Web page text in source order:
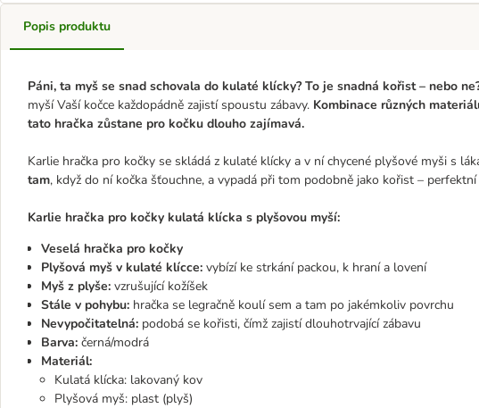
Popis produktu
Páni, ta myš se snad schovala do kulaté klícky? To je snadná kořist – nebo
myší Vaší kočce každopádně zajistí spoustu zábavy. Kombinace různých
tato hračka zůstane pro kočku dlouho zajímavá.
Karlie hračka pro kočky se skládá z kulaté klícky a v ní chycené plyšové myši s
tam, když do ní kočka šťouchne, a vypadá při tom podobně jako kořist –
Karlie hračka pro kočky kulatá klícka s plyšovou myší:
Veselá hračka pro kočky
Plyšová myš v kulaté klícce: vybízí ke strkání packou, k hraní a lovení
Myš z plyše: vzrušující kožíšek
Stále v pohybu: hračka se legračně koulí sem a tam po jakémkoliv povrchu
Nevypočitatelná: podobá se kořisti, čímž zajistí dlouhotrvající zábavu
Barva: černá/modrá
Materiál:
Kulatá klícka: lakovaný kov
Plyšová myš: plast (plyš)